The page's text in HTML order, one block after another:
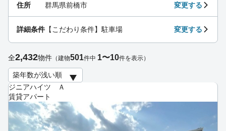
ジニアハイツ Ａ
賃貸アパート
住所 群馬県前橋市 変更する
詳細条件 【こだわり条件】駐車場 変更する
全2,432物件 （建物501件中 1〜10件を表示）